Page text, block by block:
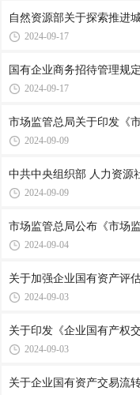
自然资源部关于探索推进
2024-09-17
国有企业商务招待管理规
2024-09-17
市场监管总局关于印发《
2024-09-09
中共中央组织部 人力资源
2024-09-09
市场监管总局公布《市场
2024-09-04
关于加强企业国有资产评
2024-09-03
关于印发《企业国有产权
2024-09-03
关于企业国有资产交易流